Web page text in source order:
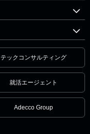
テックコンサルティング
就活エージェント
Adecco Group